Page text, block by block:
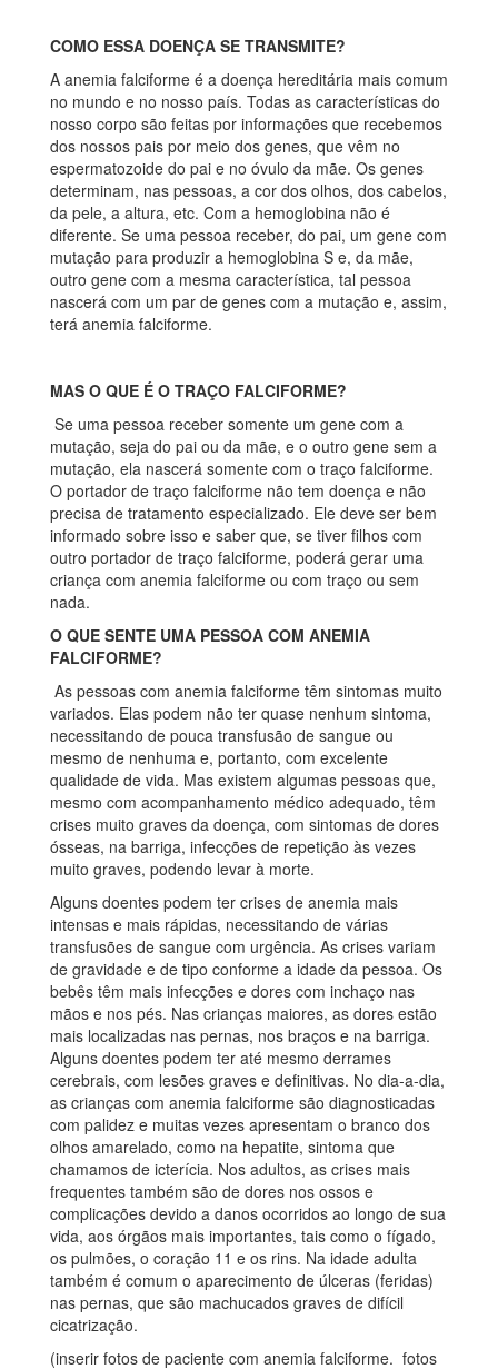
COMO ESSA DOENÇA SE TRANSMITE?
A anemia falciforme é a doença hereditária mais comum
no mundo e no nosso país. Todas as características do
nosso corpo são feitas por informações que recebemos
dos nossos pais por meio dos genes, que vêm no
espermatozoide do pai e no óvulo da mãe. Os genes
determinam, nas pessoas, a cor dos olhos, dos cabelos,
da pele, a altura, etc. Com a hemoglobina não é
diferente. Se uma pessoa receber, do pai, um gene com
mutação para produzir a hemoglobina S e, da mãe,
outro gene com a mesma característica, tal pessoa
nascerá com um par de genes com a mutação e, assim,
terá anemia falciforme.
MAS O QUE É O TRAÇO FALCIFORME?
Se uma pessoa receber somente um gene com a
mutação, seja do pai ou da mãe, e o outro gene sem a
mutação, ela nascerá somente com o traço falciforme.
O portador de traço falciforme não tem doença e não
precisa de tratamento especializado. Ele deve ser bem
informado sobre isso e saber que, se tiver filhos com
outro portador de traço falciforme, poderá gerar uma
criança com anemia falciforme ou com traço ou sem
nada.
O QUE SENTE UMA PESSOA COM ANEMIA
FALCIFORME?
As pessoas com anemia falciforme têm sintomas muito
variados. Elas podem não ter quase nenhum sintoma,
necessitando de pouca transfusão de sangue ou
mesmo de nenhuma e, portanto, com excelente
qualidade de vida. Mas existem algumas pessoas que,
mesmo com acompanhamento médico adequado, têm
crises muito graves da doença, com sintomas de dores
ósseas, na barriga, infecções de repetição às vezes
muito graves, podendo levar à morte.
Alguns doentes podem ter crises de anemia mais
intensas e mais rápidas, necessitando de várias
transfusões de sangue com urgência. As crises variam
de gravidade e de tipo conforme a idade da pessoa. Os
bebês têm mais infecções e dores com inchaço nas
mãos e nos pés. Nas crianças maiores, as dores estão
mais localizadas nas pernas, nos braços e na barriga.
Alguns doentes podem ter até mesmo derrames
cerebrais, com lesões graves e definitivas. No dia-a-dia,
as crianças com anemia falciforme são diagnosticadas
com palidez e muitas vezes apresentam o branco dos
olhos amarelado, como na hepatite, sintoma que
chamamos de icterícia. Nos adultos, as crises mais
frequentes também são de dores nos ossos e
complicações devido a danos ocorridos ao longo de sua
vida, aos órgãos mais importantes, tais como o fígado,
os pulmões, o coração 11 e os rins. Na idade adulta
também é comum o aparecimento de úlceras (feridas)
nas pernas, que são machucados graves de difícil
cicatrização.
(inserir fotos de paciente com anemia falciforme. fotos